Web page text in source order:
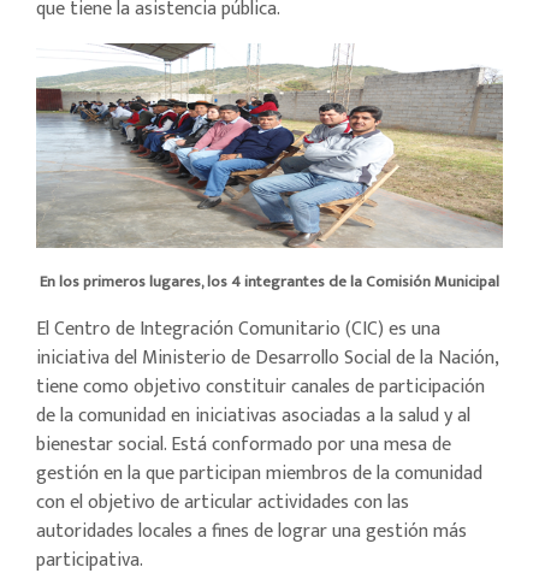
que tiene la asistencia pública.
En los primeros lugares, los 4 integrantes de la Comisión Municipal
El Centro de Integración Comunitario (CIC) es una
iniciativa del Ministerio de Desarrollo Social de la Nación,
tiene como objetivo constituir canales de participación
de la comunidad en iniciativas asociadas a la salud y al
bienestar social. Está conformado por una mesa de
gestión en la que participan miembros de la comunidad
con el objetivo de articular actividades con las
autoridades locales a fines de lograr una gestión más
participativa.